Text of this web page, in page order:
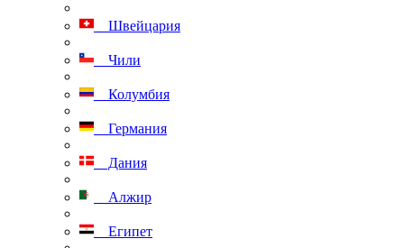
Швейцария
Чили
Колумбия
Германия
Дания
Алжир
Египет